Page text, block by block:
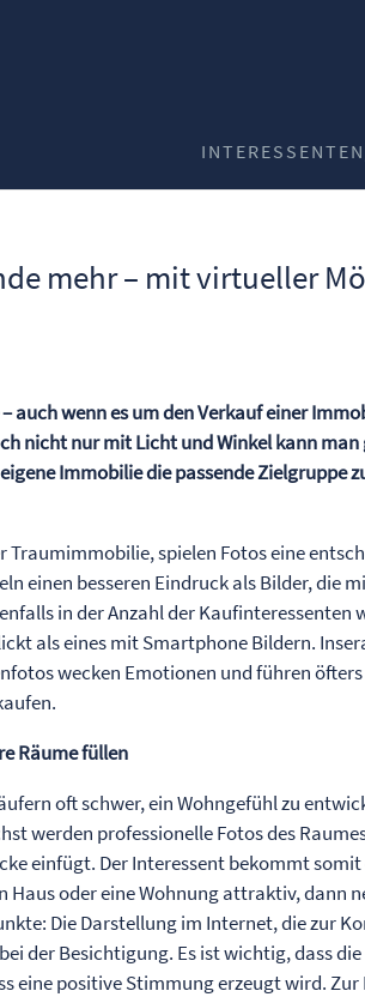
mehr – mit virtueller
auch wenn es um den Verkauf einer
nicht nur mit Licht und Winkel kann
Immobilie die passende Zielgruppe
Traumimmobilie, spielen Fotos eine
einen besseren Eindruck als Bilder, die
in der Anzahl der Kaufinteressenten
als eines mit Smartphone Bildern.
wecken Emotionen und führen
Räume füllen
oft schwer, ein Wohngefühl zu
werden professionelle Fotos des
einfügt. Der Interessent bekommt somit
Haus oder eine Wohnung attraktiv, dann
Die Darstellung im Internet, die zur
der Besichtigung. Es ist wichtig, dass
eine positive Stimmung erzeugt wird.